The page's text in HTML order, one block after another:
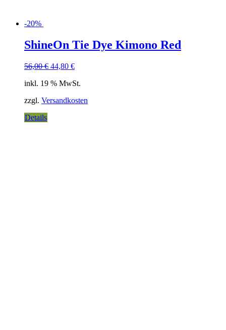
-20%
ShineOn Tie Dye Kimono Red
56,00€ 44,80 €
inkl. 19 % MwSt.
zzgl. Versandkosten
Details